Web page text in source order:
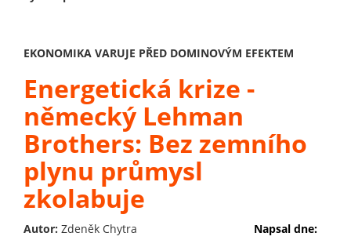
EKONOMIKA VARUJE PŘED DOMINOVÝM EFEKTEM
Energetická krize -
německý Lehman
Brothers: Bez zemního
plynu průmysl
zkolabuje
Autor: Zdeněk Chytra
Napsal dne: